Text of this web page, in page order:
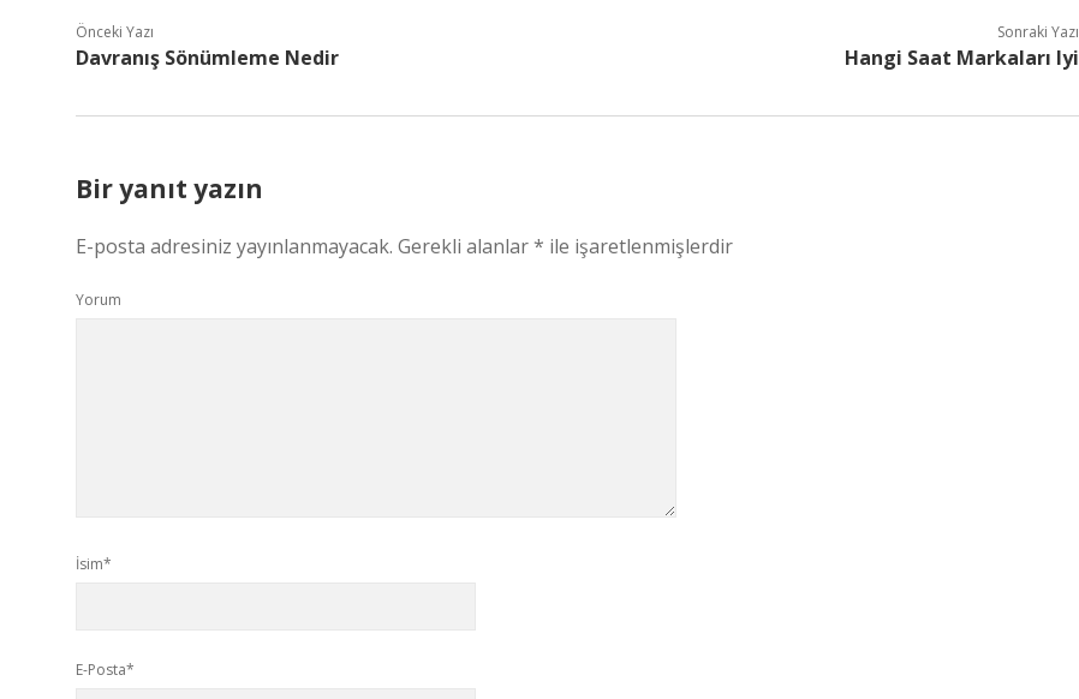
Önceki Yazı
Davranış Sönümleme Nedir
Sonraki Yazı
Hangi Saat Markaları Iyi
Bir yanıt yazın
E-posta adresiniz yayınlanmayacak. Gerekli alanlar* ile işaretlenmişlerdir
Yorum
İsim*
E-Posta*